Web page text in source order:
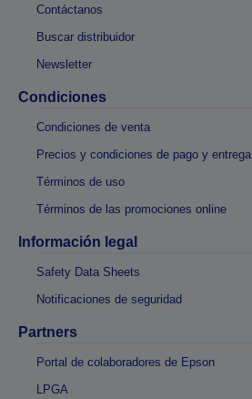
Contáctanos
Buscar distribuidor
Newsletter
Condiciones
Condiciones de venta
Precios y condiciones de pago y entrega
Términos de uso
Términos de las promociones online
Información legal
Safety Data Sheets
Notificaciones de seguridad
Partners
Portal de colaboradores de Epson
LPGA